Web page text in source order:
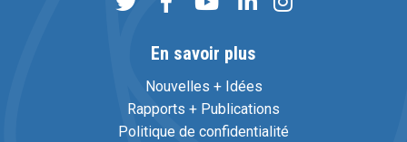
En savoir plus
Nouvelles + Idées
Rapports + Publications
Politique de confidentialité